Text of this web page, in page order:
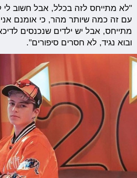
"לא מתייחס לזה בכלל, אבל חשוב לי
עם זה כמה שיותר מהר, כי אומנם
מתייחס, אבל יש ילדים שנכנסים
ובוא נגיד, לא חסרים סיפורים".